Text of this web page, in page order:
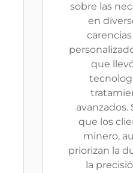
sobre las
en
que
que los
minero,
priorizan la
la